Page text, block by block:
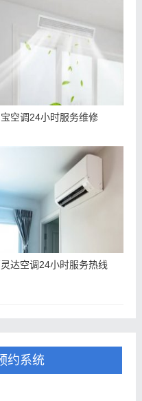
空调24小时服务维修
达空调24小时服务热线
约系统